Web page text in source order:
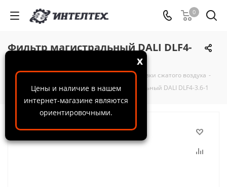
Цены и наличие в нашем
интернет-магазине являются
ориентировочными.
x
0
Фильтр магистральный DALI DLF4-
ООО "ИнтелТех" - Каталог - Системы подготовки сжатого воздуха -
Магистральные фильтры - Фильтр магистральный DALI DLF4-3.6-1